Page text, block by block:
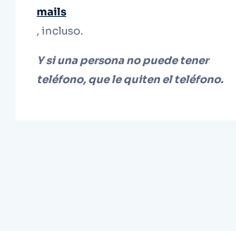
mails
, incluso.
Y si una persona no puede tener
teléfono, que le quiten el teléfono.